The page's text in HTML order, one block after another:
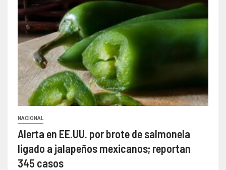
NACIONAL
Alerta en EE.UU. por brote de salmonela
ligado a jalapeños mexicanos; reportan
345 casos